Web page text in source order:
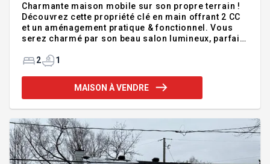
Charmante maison mobile sur son propre terrain !
Découvrez cette propriété clé en main offrant 2 CC
et un aménagement pratique & fonctionnel. Vous
serez charmé par son beau salon lumineux, parfait
terrain intime, sans voisin à l'arrière, cette
Cuisine fonctionelle ayant recu une cure de
rajeunissement au fil des années. Nichée dans un
confortable. Une belle opportunité à ne pas
manquer. Parfait clé
2 1
MAISON À VENDRE